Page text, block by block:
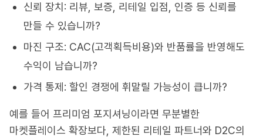
신뢰 장치: 리뷰, 보증, 리테일 입점, 인증 등 신뢰를
만들 수 있습니까?
마진 구조: CAC(고객획득비용)와 반품률을 반영해도
수익이 남습니까?
가격 통제: 할인 경쟁에 휘말릴 가능성이 큽니까?
예를 들어 프리미엄 포지셔닝이라면 무분별한
마켓플레이스 확장보다, 제한된 리테일 파트너와 D2C의